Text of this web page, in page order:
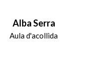
Alba Serra
Aula d'acollida